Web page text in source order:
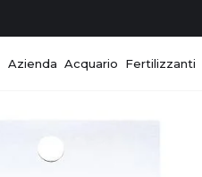
Azienda Acquario Fertilizzanti